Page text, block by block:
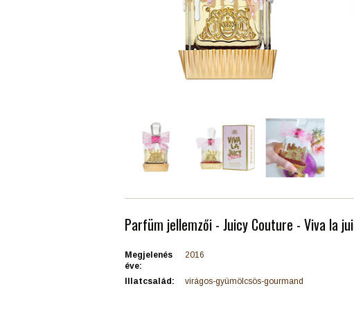
Parfüm jellemzői - Juicy Couture - Viva la
Megjelenés
éve:
2016
Illatcsalád: virágos-gyümölcsös-gourmand